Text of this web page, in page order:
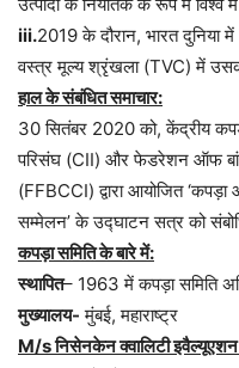
iii.2019 के दौरान, भारत दुनिया
वस्त्र मूल्य श्रृंखला (TVC) में
हाल के संबंधित समाचार:
30 सितंबर 2020 को, केंद्रीय
परिसंघ (CII) और फेडरेशन ऑफ
(FFBCCI) द्वारा आयोजित ‘कपड़ा
सम्मेलन’ के उद्घाटन सत्र को
कपड़ा समिति के बारे में:
स्थापित– 1963 में कपड़ा समिति
मुख्यालय- मुंबई, महाराष्ट्र
M/s निसेनकेन क्वालिटी